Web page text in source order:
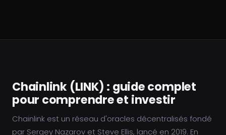
Chainlink (LINK) : guide complet
pour comprendre et investir
Chainlink est un réseau d'oracles décentralisés fondé
par Sergey Nazarov et Steve Ellis, lancé en 2019. En